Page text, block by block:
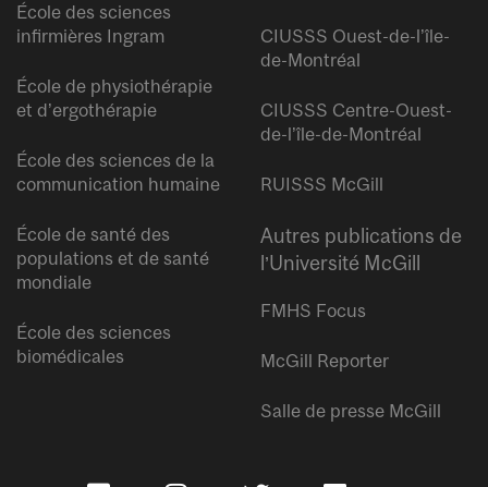
École des sciences
infirmières Ingram
École de physiothérapie
et d’ergothérapie
École des sciences de la
communication humaine
École de santé des
populations et de santé
mondiale
École des sciences
biomédicales
CIUSSS Ouest-de-l’île-
de-Montréal
CIUSSS Centre-Ouest-
de-l’île-de-Montréal
RUISSS McGill
Autres publications de
l’Université McGill
FMHS Focus
McGill Reporter
Salle de presse McGill